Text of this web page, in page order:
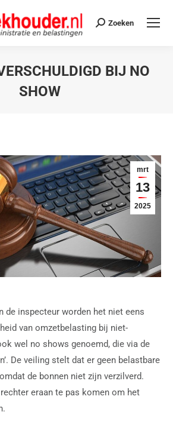
Zoeken
BIJ NO
SHOW
mrt
13
2025
de inspecteur worden het niet eens
van omzetbelasting bij niet-
wel no shows genoemd, die via de
De veiling stelt dat er geen belastbare
de bonnen niet zijn verzilverd.
eraan te pas komen om het